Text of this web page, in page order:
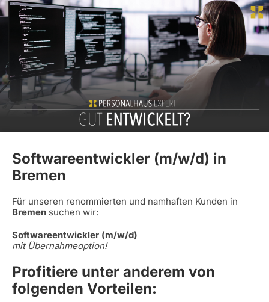
Softwareentwickler (m/w/d) in
Bremen
Für unseren renommierten und namhaften Kunden in
Bremen suchen wir:
Softwareentwickler (m/w/d)
mit Übernahmeoption!
Profitiere unter anderem von
folgenden Vorteilen: